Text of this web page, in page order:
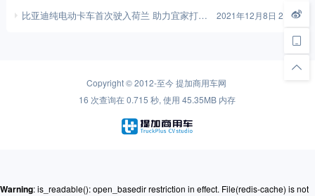
订单
比亚迪纯电动卡车首次驶入荷兰 助力宜家打造
2021年12月8日 21:08
Copyright © 2012-至今提加商用车网
16 次查询在 0.715 秒, 使用 45.35MB 内存
Warning: is_readable(): open_basedir restriction in effect. File(redis-cache) is not